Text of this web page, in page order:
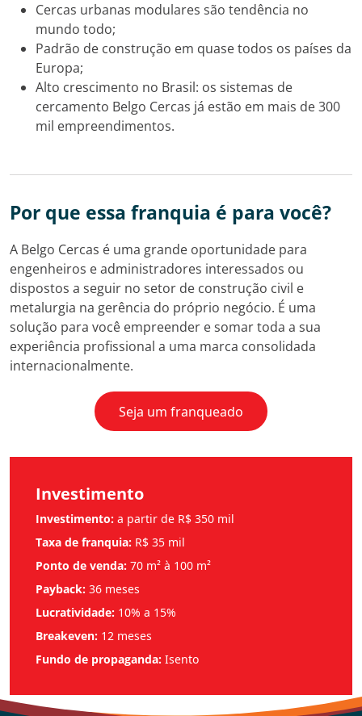
Cercas urbanas modulares são tendência no
mundo todo;
Padrão de construção em quase todos os países da
Europa;
Alto crescimento no Brasil: os sistemas de
cercamento Belgo Cercas já estão em mais de 300
mil empreendimentos.
Por que essa franquia é para você?
A Belgo Cercas é uma grande oportunidade para
engenheiros e administradores interessados ou
dispostos a seguir no setor de construção civil e
metalurgia na gerência do próprio negócio. É uma
solução para você empreender e somar toda a sua
experiência profissional a uma marca consolidada
internacionalmente.
Seja um franqueado
Investimento
Investimento: a partir de R$ 350 mil
Taxa de franquia: R$ 35 mil
Ponto de venda: 70 m² à 100 m²
Payback: 36 meses
Lucratividade: 10% a 15%
Breakeven: 12 meses
Fundo de propaganda: Isento